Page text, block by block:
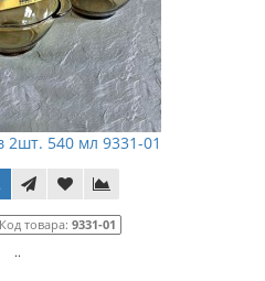
2шт. 540 мл 9331-01
Код товара: 9331-01
..